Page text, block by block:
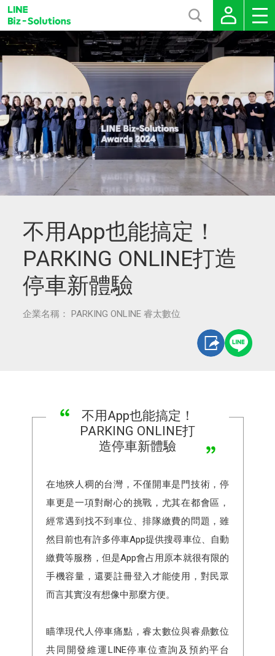
不用App也能搞定！
PARKING ONLINE打造
停車新體驗
企業名稱： PARKING ONLINE 睿太數位
不用App也能搞定！
PARKING ONLINE打
造停車新體驗
在地狹人稠的台灣，不僅開車是門技術，停
車更是一項對耐心的挑戰，尤其在都會區，
經常遇到找不到車位、排隊繳費的問題，雖
然目前也有許多停車App提供搜尋車位、自動
繳費等服務，但是App會占用原本就很有限的
手機容量，還要註冊登入才能使用，對民眾
而言其實沒有想像中那麼方便。
瞄準現代人停車痛點，睿太數位與睿鼎數位
共同開發維運LINE停車位查詢及預約平台